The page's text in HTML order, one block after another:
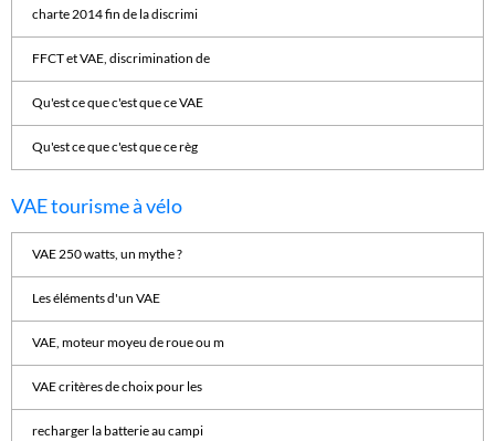
charte 2014 fin de la discrimi
FFCT et VAE, discrimination de
Qu'est ce que c'est que ce VAE
Qu'est ce que c'est que ce règ
VAE tourisme à vélo
VAE 250 watts, un mythe ?
Les éléments d'un VAE
VAE, moteur moyeu de roue ou m
VAE critères de choix pour les
recharger la batterie au campi